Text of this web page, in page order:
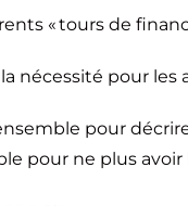
« tours de
nécessité pour
pour
pour ne plus